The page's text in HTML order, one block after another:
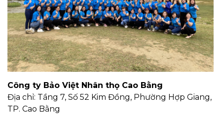
Công ty Bảo Việt Nhân thọ Cao Bằng
Địa chỉ: Tầng 7, Số 52 Kim Đồng, Phường Hợp Giang,
TP. Cao Bằng